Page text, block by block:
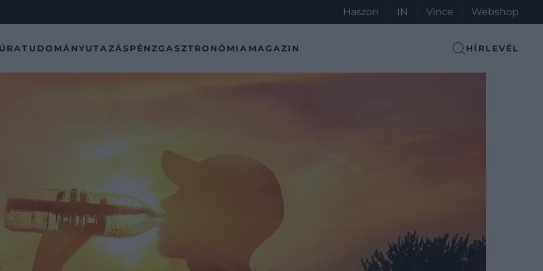
Haszon IN Vince Webshop
TUDOMÁNYUTAZÁSPÉNZGASZTRONÓMIA MAGAZIN HÍRLEVÉL